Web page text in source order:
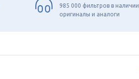
985 000 фильтров в наличии,
оригиналы и аналоги